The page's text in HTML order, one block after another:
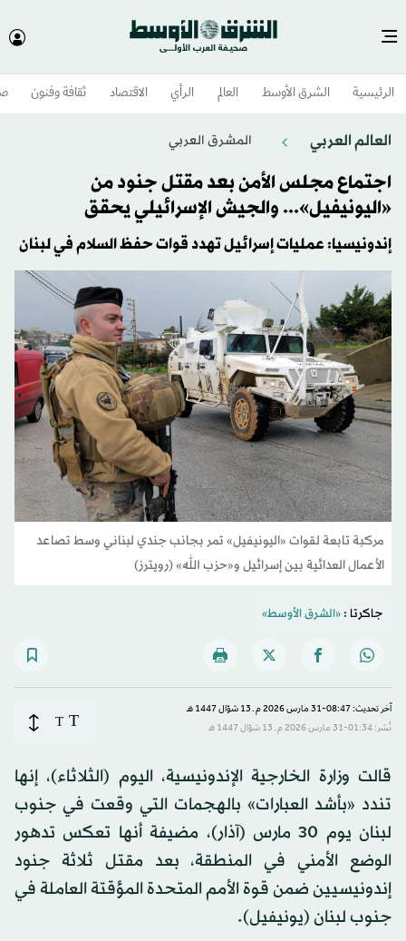
الرئيسية الشرق الأوسط​ العالم الرأي الاقتصاد ثقافة وفنون
العالم العربي المشرق العربي
اجتماع مجلس الأمن بعد مقتل جنود من
«اليونيفيل»... والجيش الإسرائيلي يحقق
إندونيسيا: عمليات إسرائيل تهدد قوات حفظ السلام في لبنان
مركبة تابعة لقوات «اليونيفيل» تمر بجانب جندي لبناني وسط تصاعد
الأعمال العدائية بين إسرائيل و«حزب الله» (رويترز)
جاكرتا ‌:«الشرق الأوسط»
آخر تحديث: 08:47-31 مارس 2026 م ـ 13 شوّال 1447 هـ
نُشر: 01:34-31 مارس 2026 م ـ 13 شوّال 1447 هـ
T
T
قالت ​وزارة الخارجية الإندونيسية، اليوم (الثلاثاء)، إنها
تندد «بأشد العبارات» ‌بالهجمات التي ‌وقعت ​في ‌جنوب
⁠لبنان ​يوم 30 ⁠مارس (آذار)، مضيفة أنها تعكس ⁠تدهور
الوضع الأمني ‌في ‌المنطقة، بعد مقتل ثلاثة جنود
إندونيسيين ضمن قوة الأمم المتحدة المؤقتة العاملة في
جنوب لبنان (يونيفيل).